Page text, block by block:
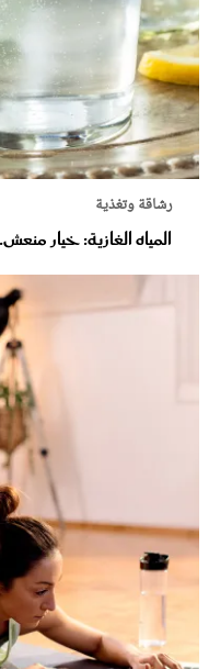
رشاقة وتغذية
المياه الغازية: خيار